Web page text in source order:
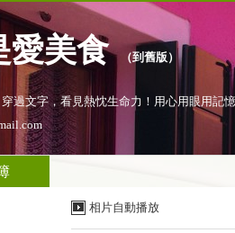
愛美食（到舊版）
過文字，看見熱忱生命力！用心用眼用
相片自動播放